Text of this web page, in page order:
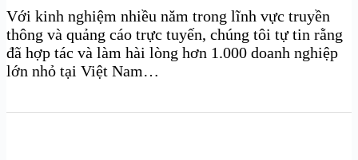
Với kinh nghiệm nhiều năm trong lĩnh vực truyền
thông và quảng cáo trực tuyến, chúng tôi tự tin rằng
đã hợp tác và làm hài lòng hơn 1.000 doanh nghiệp
lớn nhỏ tại Việt Nam…